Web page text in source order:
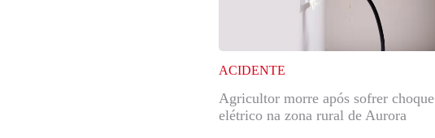
ACIDENTE
Agricultor morre após sofrer choque
elétrico na zona rural de Aurora